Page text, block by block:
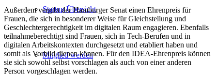
Startup Übersicht
Mitglied werden
Außerdem vergibt der Hamburger Senat einen Ehrenpreis für
Frauen, die sich in besonderer Weise für Gleichstellung und
Geschlechtergerechtigkeit im digitalen Raum engagieren. Ebenfalls
teilnahmeberechtigt sind Frauen, sich in Tech-Berufen und in
digitalen Arbeitskontexten durchgesetzt und etabliert haben und
somit als Vorbild dienen können. Für den IDEA-Ehrenpreis können
sie sich sowohl selbst vorschlagen als auch von einer anderen
Person vorgeschlagen werden.